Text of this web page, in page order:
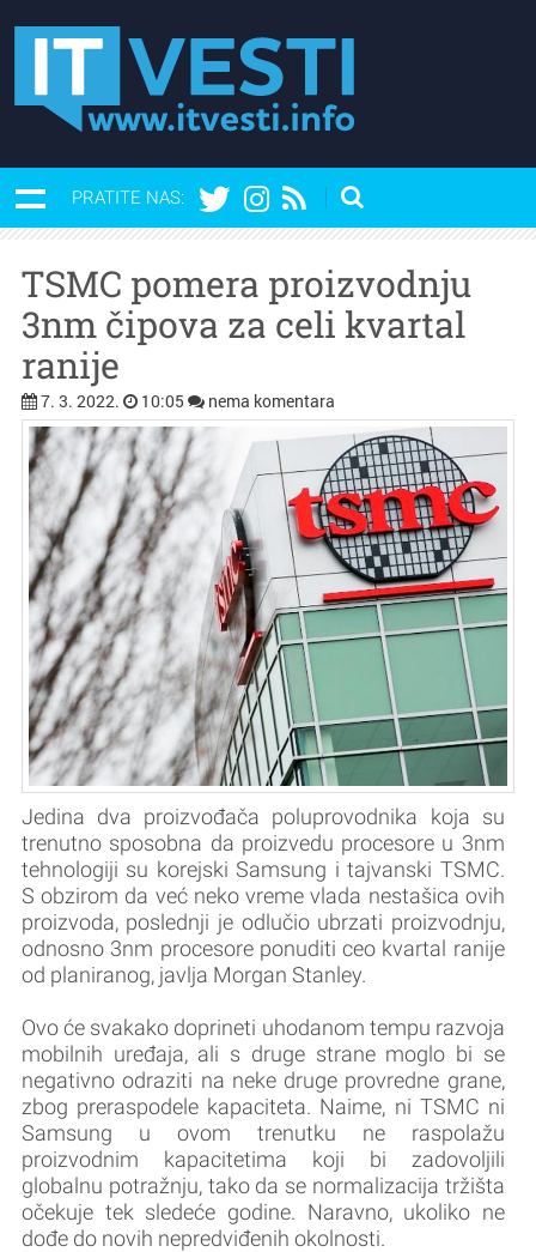
PRATITE NAS:
TSMC pomera proizvodnju
3nm čipova za celi kvartal
ranije
7. 3. 2022. 10:05 nema komentara
Jedina dva proizvođača poluprovodnika koja su
trenutno sposobna da proizvedu procesore u 3nm
tehnologiji su korejski Samsung i tajvanski TSMC.
S obzirom da već neko vreme vlada nestašica ovih
proizvoda, poslednji je odlučio ubrzati proizvodnju,
odnosno 3nm procesore ponuditi ceo kvartal ranije
od planiranog, javlja Morgan Stanley.
Ovo će svakako doprineti uhodanom tempu razvoja
mobilnih uređaja, ali s druge strane moglo bi se
negativno odraziti na neke druge provredne grane,
zbog preraspodele kapaciteta. Naime, ni TSMC ni
Samsung u ovom trenutku ne raspolažu
proizvodnim kapacitetima koji bi zadovoljili
globalnu potražnju, tako da se normalizacija tržišta
očekuje tek sledeće godine. Naravno, ukoliko ne
dođe do novih nepredviđenih okolnosti.